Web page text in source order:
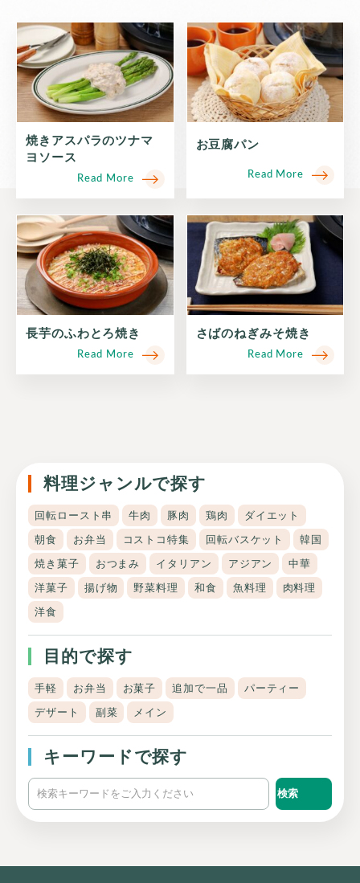
焼きアスパラのツナマ
ヨソース
Read More
お豆腐パン
Read More
長芋のふわとろ焼き
Read More
さばのねぎみそ焼き
Read More
料理ジャンルで探す
回転ロースト串 牛肉 豚肉 鶏肉
ダイエット
朝食
お弁当 コストコ特集 回転バスケット
韓国
焼き菓子
おつまみ イタリアン アジアン
中華
洋菓子
揚げ物 野菜料理 和食 魚料理
肉料理
洋食
目的で探す
手軽 お弁当 お菓子 追加で一品
パーティー
デザート
副菜 メイン
キーワードで探す